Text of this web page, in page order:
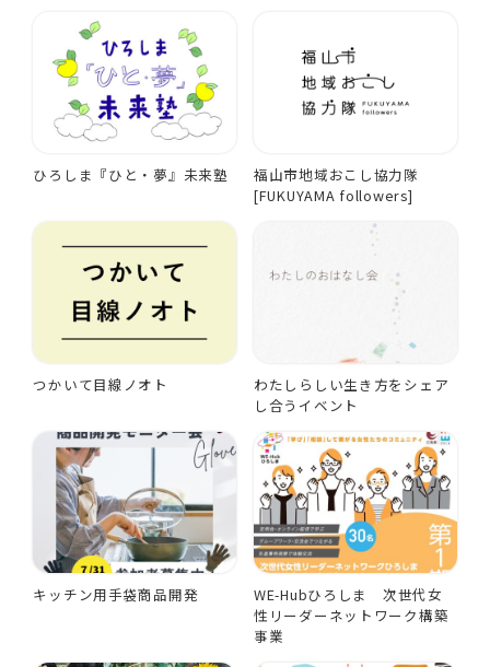
ひろしま『ひと・夢』未来塾
福山市地域おこし協力隊
[FUKUYAMA followers]
つかいて目線ノオト
わたしらしい生き方をシェア
し合うイベント
キッチン用手袋商品開発
WE-Hubひろしま 次世代女
性リーダーネットワーク構築
事業